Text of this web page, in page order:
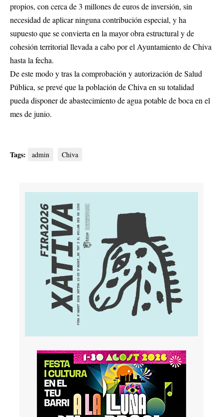
propios, con cerca de 3 millones de euros de inversión, sin
necesidad de aplicar ninguna contribución especial, y ha
supuesto que se convierta en la mayor obra estructural y de
cohesión territorial llevada a cabo por el Ayuntamiento de Chiva
hasta la fecha.
De este modo y tras la comprobación y autorización de Salud
Pública, se prevé que la población de Chiva en su totalidad
pueda disponer de abastecimiento de agua potable de boca en el
mes de junio.
Tags: admin Chiva